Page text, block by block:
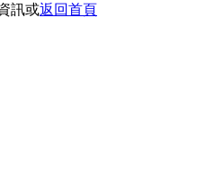
訊或返回首頁